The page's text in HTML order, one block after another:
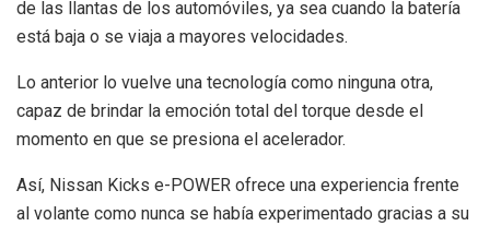
de las llantas de los automóviles, ya sea cuando la batería
está baja o se viaja a mayores velocidades.
Lo anterior lo vuelve una tecnología como ninguna otra,
capaz de brindar la emoción total del torque desde el
momento en que se presiona el acelerador.
Así, Nissan Kicks e-POWER ofrece una experiencia frente
al volante como nunca se había experimentado gracias a su